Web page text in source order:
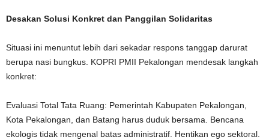
Desakan Solusi Konkret dan Panggilan Solidaritas
Situasi ini menuntut lebih dari sekadar respons tanggap darurat
berupa nasi bungkus. KOPRI PMII Pekalongan mendesak langkah
konkret:
Evaluasi Total Tata Ruang: Pemerintah Kabupaten Pekalongan,
Kota Pekalongan, dan Batang harus duduk bersama. Bencana
ekologis tidak mengenal batas administratif. Hentikan ego sektoral.